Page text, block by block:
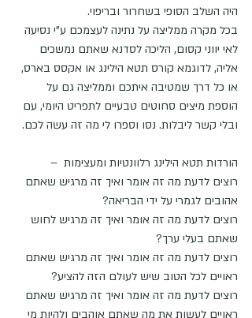
היה השלב הסופי בשחרור ובריפוי.
בכל מקרה ממליצה על נתינה לעצמכם ע"י נסיעה
לאי יווני קסום, הליכה לסדנא שאתם נמשכים
אליה, לדוגמא קורס תטא הילינג או אקסס בארס,
או כל דרך שמטיבה איתכם וממליצה גם על
הוספת מיצים סחוטים טבעיים לתפריט היומי, עם
ובלי קשר ליבלות. נסו וספרו לי מה זה עשה לכם.
הורדות תטא הילינג רלוונטיות ומעצימות  –
רוצים לדעת מה זה אומר ואיך זה מרגיש שאתם
אהובים לגמרי על ידי הבריאה?
רוצים לדעת מה זה אומר ואיך זה מרגיש לחוש
שאתם בעלי ערך?
רוצים לדעת מה זה אומר ואיך זה מרגיש שאתם
ראויים לכל הטוב שיש לעולם הזה להציע?
רוצים לדעת מה זה אומר ואיך זה מרגיש שאתם
ראויים לעשות את מה שאתם אוהבים ולהיות מי